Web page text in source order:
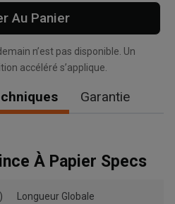
au concessionnaire
Au Panier
n’est pas disponible. Un
accéléré s’applique.
Garantie
À Papier Specs
Longueur Globale